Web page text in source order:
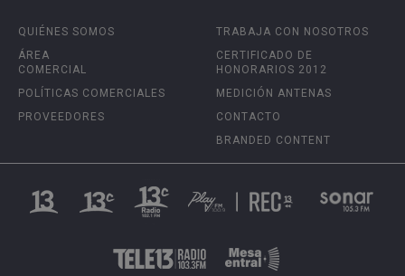
QUIÉNES SOMOS
ÁREA
COMERCIAL
POLÍTICAS COMERCIALES
PROVEEDORES
TRABAJA CON NOSOTROS
CERTIFICADO DE
HONORARIOS 2012
MEDICIÓN ANTENAS
CONTACTO
BRANDED CONTENT